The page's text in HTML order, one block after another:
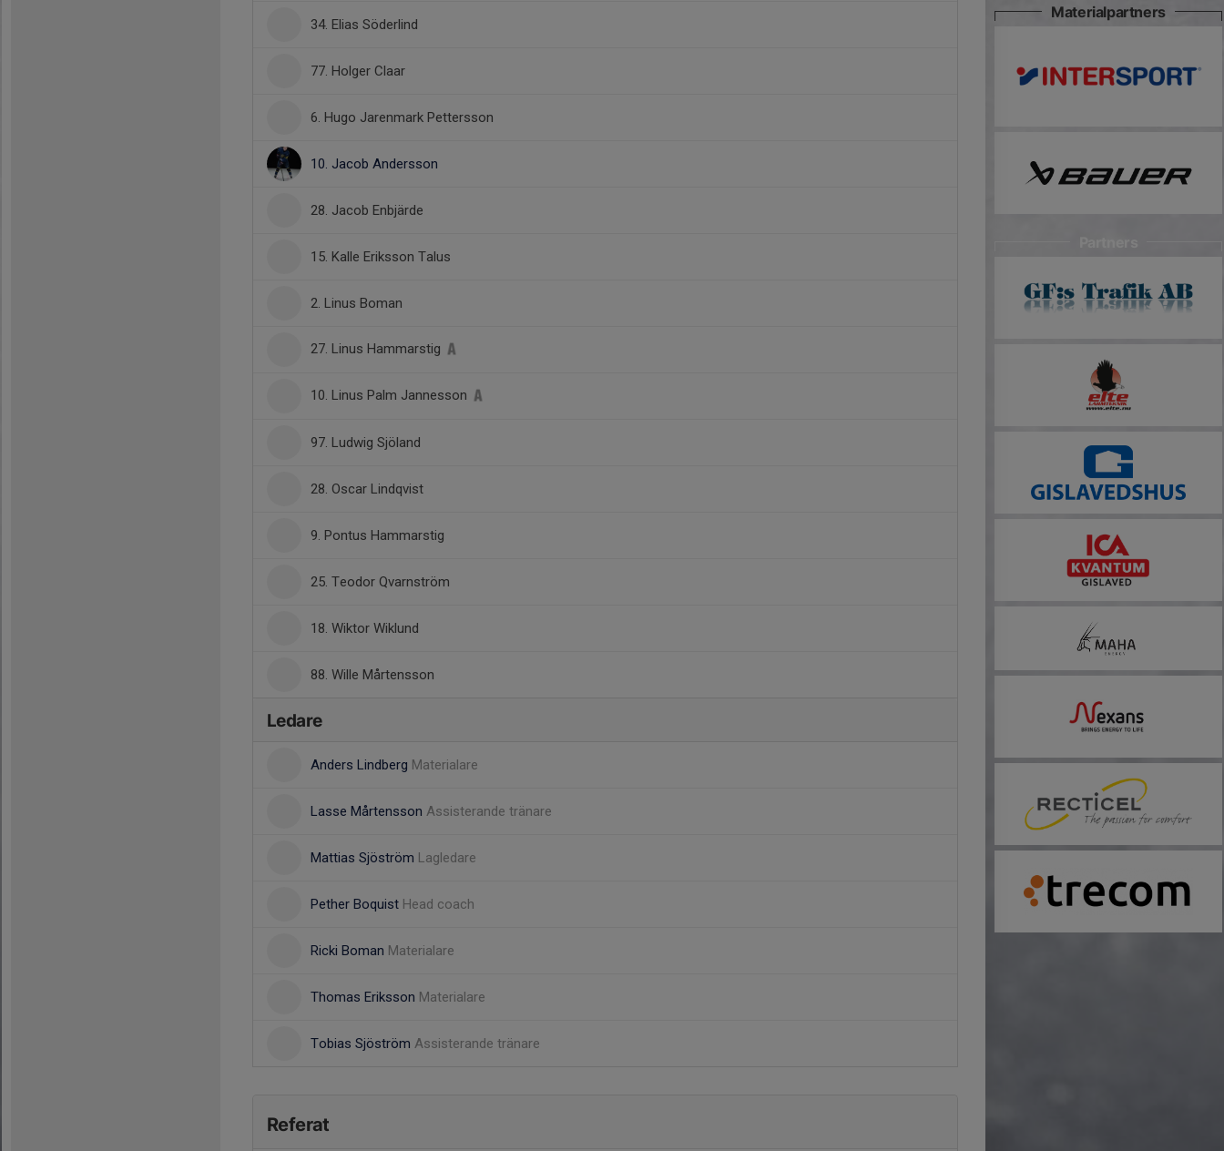
34. Elias Söderlind
77. Holger Claar
6. Hugo Jarenmark Pettersson
10. Jacob Andersson
28. Jacob Enbjärde
15. Kalle Eriksson Talus
2. Linus Boman
27. Linus Hammarstig
10. Linus Palm Jannesson
97. Ludwig Sjöland
28. Oscar Lindqvist
9. Pontus Hammarstig
25. Teodor Qvarnström
18. Wiktor Wiklund
88. Wille Mårtensson
Ledare
Anders Lindberg Materialare
Lasse Mårtensson Assisterande tränare
Mattias Sjöström Lagledare
Pether Boquist Head coach
Ricki Boman Materialare
Thomas Eriksson Materialare
Tobias Sjöström Assisterande tränare
Referat
Materialpartners